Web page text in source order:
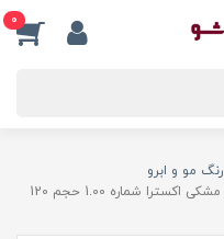
0
رنگ مو و ابرو
رنگ مو دوماسی گروه طبیعی اکسترا رنگ مشکی اکسترا شماره 1.00 حجم 120